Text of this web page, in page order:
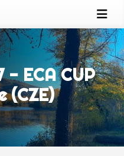
- ECA CUP
(CZE)